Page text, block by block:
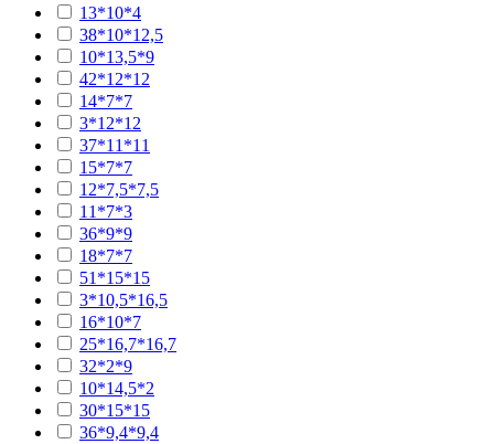
13*10*4
38*10*12,5
10*13,5*9
42*12*12
14*7*7
3*12*12
37*11*11
15*7*7
12*7,5*7,5
11*7*3
36*9*9
18*7*7
51*15*15
3*10,5*16,5
16*10*7
25*16,7*16,7
32*2*9
10*14,5*2
30*15*15
36*9,4*9,4